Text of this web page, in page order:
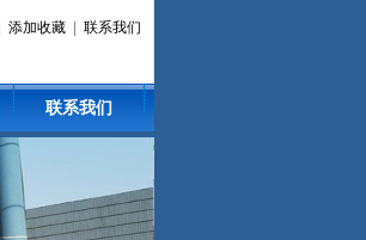
添加收藏 联系我们
联系我们